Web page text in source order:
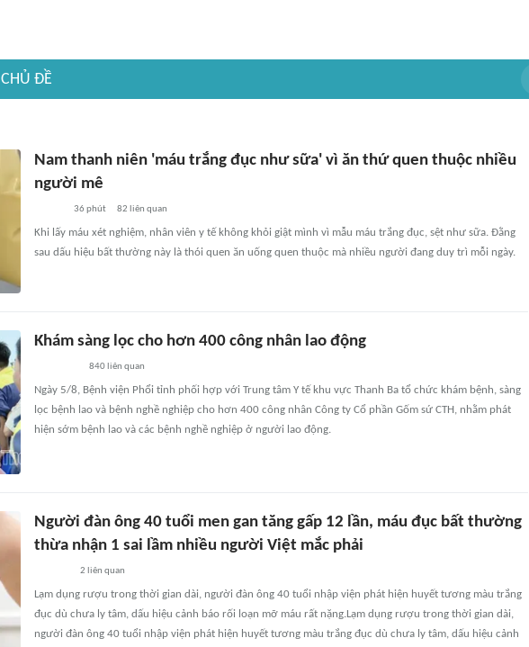
CHỦ ĐỀ
Nam thanh niên 'máu trắng đục như sữa' vì ăn thứ quen thuộc nhiều
người mê
36 phút 82 liên quan
Khi lấy máu xét nghiệm, nhân viên y tế không khỏi giật mình vì mẫu máu trắng đục, sệt như sữa. Đằng
sau dấu hiệu bất thường này là thói quen ăn uống quen thuộc mà nhiều người đang duy trì mỗi ngày.
Khám sàng lọc cho hơn 400 công nhân lao động
840 liên quan
Ngày 5/8, Bệnh viện Phổi tỉnh phối hợp với Trung tâm Y tế khu vực Thanh Ba tổ chức khám bệnh, sàng
lọc bệnh lao và bệnh nghề nghiệp cho hơn 400 công nhân Công ty Cổ phần Gốm sứ CTH, nhằm phát
hiện sớm bệnh lao và các bệnh nghề nghiệp ở người lao động.
Người đàn ông 40 tuổi men gan tăng gấp 12 lần, máu đục bất thường
thừa nhận 1 sai lầm nhiều người Việt mắc phải
2 liên quan
Lạm dụng rượu trong thời gian dài, người đàn ông 40 tuổi nhập viện phát hiện huyết tương màu trắng
đục dù chưa ly tâm, dấu hiệu cảnh báo rối loạn mỡ máu rất nặng.Lạm dụng rượu trong thời gian dài,
người đàn ông 40 tuổi nhập viện phát hiện huyết tương màu trắng đục dù chưa ly tâm, dấu hiệu cảnh